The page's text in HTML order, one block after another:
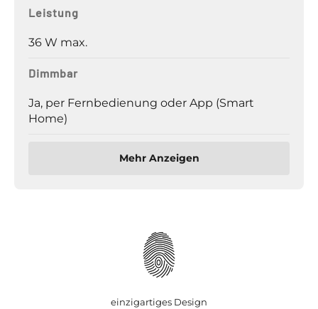
Leistung
36 W max.
Dimmbar
Ja, per Fernbedienung oder App (Smart
Home)
Mehr Anzeigen
einzigartiges Design